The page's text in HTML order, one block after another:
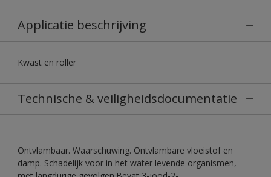
Applicatie beschrijving
Kwast en roller
Technische & veiligheidsdocumentatie
Ontvlambaar. Waarschuwing. Ontvlambare vloeistof en
damp. Schadelijk voor in het water levende organismen,